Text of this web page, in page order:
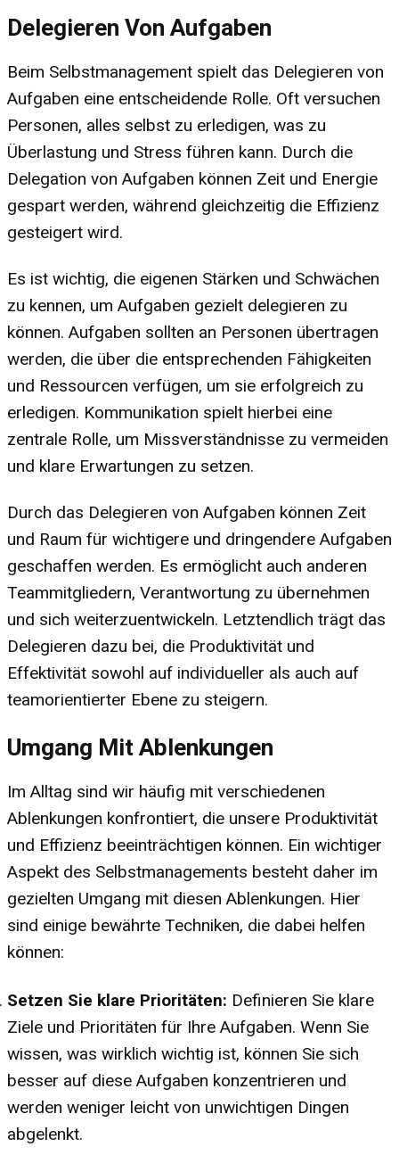
Delegieren Von Aufgaben
Beim Selbstmanagement spielt das Delegieren von
Aufgaben eine entscheidende Rolle. Oft versuchen
Personen, alles selbst zu erledigen, was zu
Überlastung und Stress führen kann. Durch die
Delegation von Aufgaben können Zeit und Energie
gespart werden, während gleichzeitig die Effizienz
gesteigert wird.
Es ist wichtig, die eigenen Stärken und Schwächen
zu kennen, um Aufgaben gezielt delegieren zu
können. Aufgaben sollten an Personen übertragen
werden, die über die entsprechenden Fähigkeiten
und Ressourcen verfügen, um sie erfolgreich zu
erledigen. Kommunikation spielt hierbei eine
zentrale Rolle, um Missverständnisse zu vermeiden
und klare Erwartungen zu setzen.
Durch das Delegieren von Aufgaben können Zeit
und Raum für wichtigere und dringendere Aufgaben
geschaffen werden. Es ermöglicht auch anderen
Teammitgliedern, Verantwortung zu übernehmen
und sich weiterzuentwickeln. Letztendlich trägt das
Delegieren dazu bei, die Produktivität und
Effektivität sowohl auf individueller als auch auf
teamorientierter Ebene zu steigern.
Umgang Mit Ablenkungen
Im Alltag sind wir häufig mit verschiedenen
Ablenkungen konfrontiert, die unsere Produktivität
und Effizienz beeinträchtigen können. Ein wichtiger
Aspekt des Selbstmanagements besteht daher im
gezielten Umgang mit diesen Ablenkungen. Hier
sind einige bewährte Techniken, die dabei helfen
können:
Setzen Sie klare Prioritäten: Definieren Sie klare
Ziele und Prioritäten für Ihre Aufgaben. Wenn Sie
wissen, was wirklich wichtig ist, können Sie sich
besser auf diese Aufgaben konzentrieren und
werden weniger leicht von unwichtigen Dingen
abgelenkt.